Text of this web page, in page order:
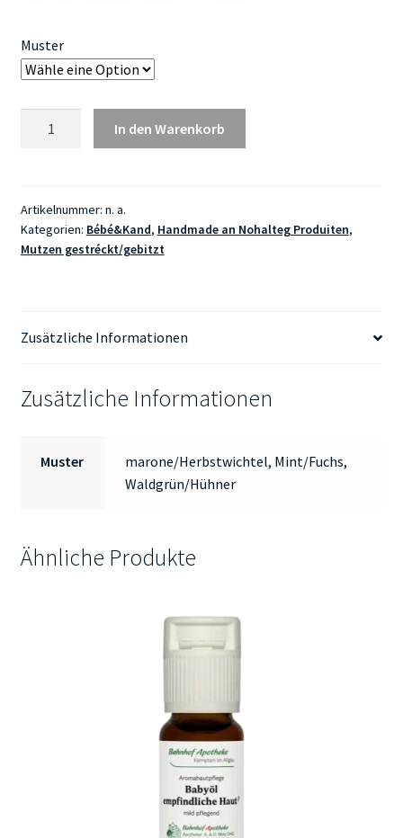
Muster
Menge
In den Warenkorb
Artikelnummer: n. a.
Kategorien: Bébé&Kand, Handmade an Nohalteg Produiten,
Mutzen gestréckt/gebitzt
Zusätzliche Informationen
Zusätzliche Informationen
Muster
marone/Herbstwichtel, Mint/Fuchs,
Waldgrün/Hühner
Ähnliche Produkte